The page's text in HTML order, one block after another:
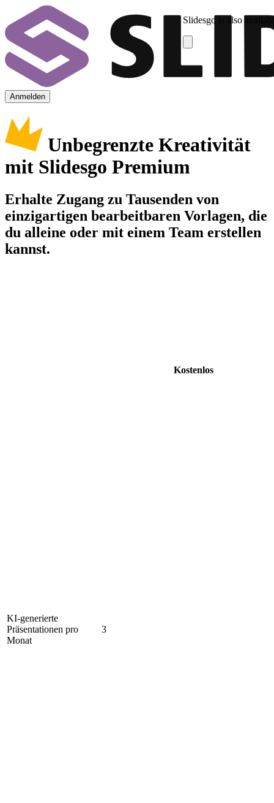
Slidesgo is also
Anmelden
Unbegrenzte Kreativität
mit Slidesgo Premium
Erhalte Zugang zu Tausenden von
einzigartigen bearbeitbaren Vorlagen, die
du alleine oder mit einem Team erstellen
kannst.
Kostenlos
KI-generierte
Präsentationen pro
Monat
3